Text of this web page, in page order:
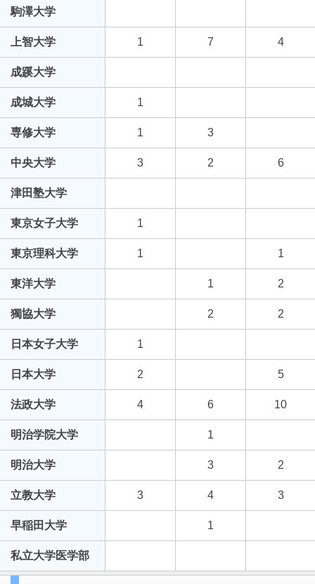
駒澤大学
上智大学 1 7 4
成蹊大学
成城大学 1
専修大学 1 3
中央大学 3 2 6
津田塾大学
東京女子大学 1
東京理科大学 1 1
東洋大学 1 2
獨協大学 2 2
日本女子大学 1
日本大学 2 5
法政大学 4 6 10
明治学院大学 1
明治大学 3 2
立教大学 3 4 3
早稲田大学 1
私立大学医学部